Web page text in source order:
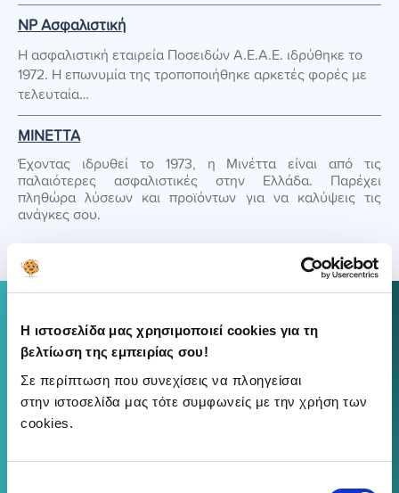
Η ιστοσελίδα μας χρησιμοποιεί cookies για τη
βελτίωση της εμπειρίας σου!
Σε περίπτωση που συνεχίσεις να πλοηγείσαι
στην ιστοσελίδα μας τότε συμφωνείς με την χρήση των
cookies.
NP Ασφαλιστική
Η ασφαλιστική εταιρεία Ποσειδών Α.Ε.Α.Ε. ιδρύθηκε το
1972. Η επωνυμία της τροποποιήθηκε αρκετές φορές με
τελευταία…
ΜΙΝΕΤΤΑ
Έχοντας ιδρυθεί το 1973, η Μινέττα είναι από τις
παλαιότερες ασφαλιστικές στην Ελλάδα. Παρέχει
πληθώρα λύσεων και προϊόντων για να καλύψεις τις
ανάγκες σου.
…της ασφάλειας του οχήματός σου